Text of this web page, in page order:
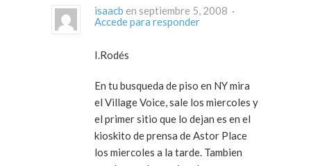
isaacb
en septiembre 5, 2008 ·
Accede para responder
I.Rodés
En tu busqueda de piso en NY mira
el Village Voice, sale los miercoles y
el primer sitio que lo dejan es en el
kioskito de prensa de Astor Place
los miercoles a la tarde. Tambien